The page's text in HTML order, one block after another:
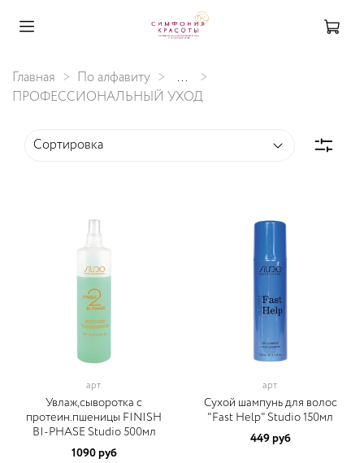
Главная По алфавиту
...
ПРОФЕССИОНАЛЬНЫЙ УХОД
арт.
Увлаж,сыворотка с
протеин.пшеницы FINISH
BI-PHASE Studio 500мл
1090 руб
арт.
Сухой шампунь для волос
"Fast Help" Studio 150мл
449 руб